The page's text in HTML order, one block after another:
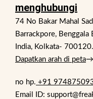
menghubungi
74 No Bakar Mahal
Barrackpore, Benggala
India, Kolkata- 700120.
Dapatkan arah di peta→
no hp. +91
Email ID: